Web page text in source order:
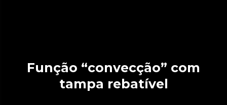
Função “convecção” com
tampa rebatível